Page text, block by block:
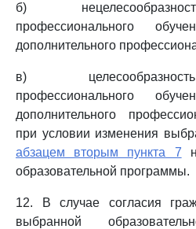
б)
профессионального
дополнительного
в)
профессионального
дополнительного
при условии изменения
абзацем вторым пункта 7
образовательной программы.
12. В случае согласия
выбранной